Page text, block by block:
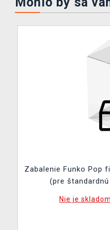
Zabalenie Funko Pop
(pre
Nie je